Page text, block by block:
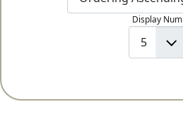
Display Num